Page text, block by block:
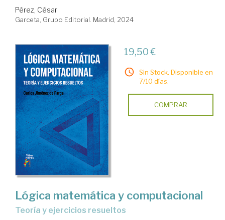
Pérez, César
Garceta, Grupo Editorial. Madrid, 2024
19,50 €
Sin Stock. Disponible en
7/10 días.
COMPRAR
Lógica matemática y computacional
Teoría y ejercicios resueltos